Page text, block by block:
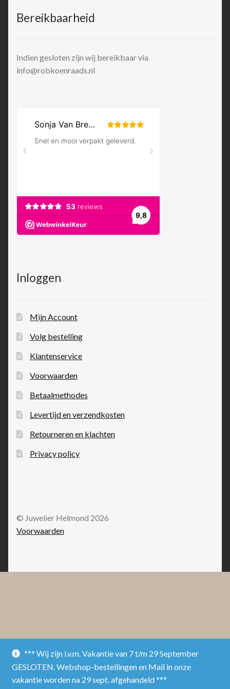
*** Wij zijn i.v.m. Vakantie van 7 t/m 29 September
GESLOTEN. Webshop-bestellingen en Mail in onze
vakantie worden na 29 sept. afgehandeld ***
Bereikbaarheid
Indien gesloten zijn wij bereikbaar via
info@robkoenraads.nl
Inloggen
Mijn Account
Volg bestelling
Klantenservice
Voorwaarden
Betaalmethodes
Levertijd en verzendkosten
Retourneren en klachten
Privacy policy
© Juwelier Helmond 2026
Voorwaarden